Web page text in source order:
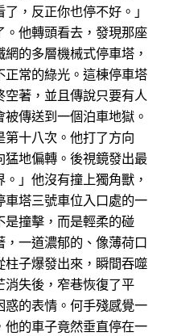
，反正你也停不好。」
他轉頭看去，發現那座
的多層機械式停車塔，
正常的綠光。這棟停車塔
空著，並且傳說只要有人
傳送到一個泊車地獄。
十八次。他打了方向
地偏轉。後視鏡發出最
」他沒有撞上獨角獸，
塔三號車位入口處的一
是撞擊，而是輕柔的碰
一道濃郁的、像薄荷口
子爆發出來，瞬間吞噬
消失後，窄巷恢復了平
的表情。何手殘感覺一
他的車子竟然垂直停在一